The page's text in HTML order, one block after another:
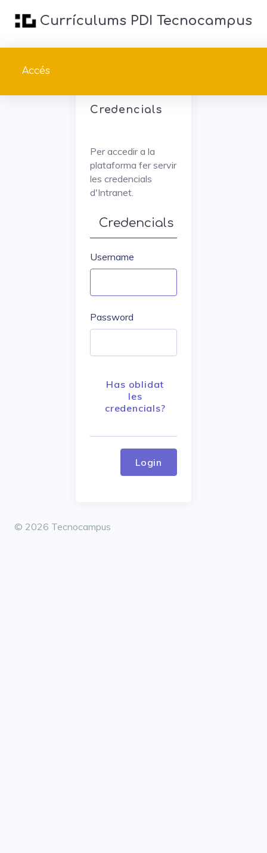
Currículums PDI Tecnocampus
Accés
Credencials
Per accedir a la
plataforma fer servir
les credencials
d'Intranet.
Credencials
Username
Password
Has oblidat
les
credencials?
Login
© 2026 Tecnocampus